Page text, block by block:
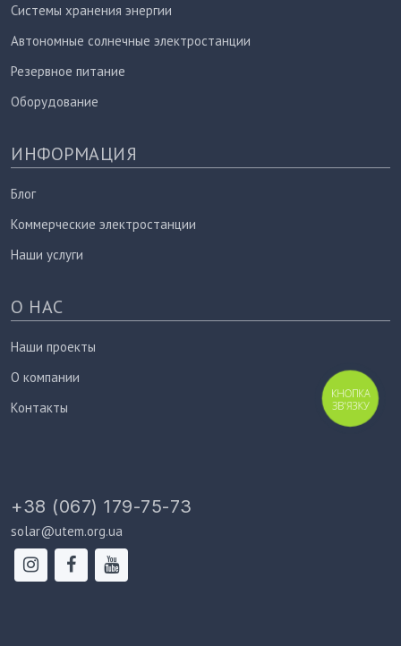
Системы хранения энергии
Автономные солнечные электростанции
Резервное питание
Оборудование
ИНФОРМАЦИЯ
Блог
Коммерческие электростанции
Наши услуги
О НАС
Наши проекты
О компании
Контакты
+38 (067) 179-75-73
solar@utem.org.ua
КНОПКА
ЗВ'ЯЗКУ